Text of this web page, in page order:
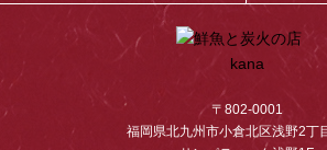
〒802-0001
福岡県北九州市小倉北区浅野2丁